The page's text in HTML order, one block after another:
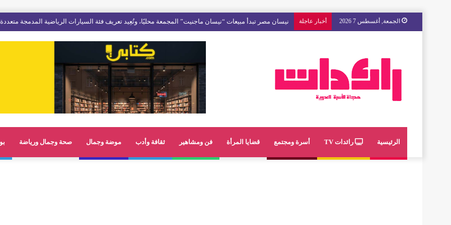
الجمعة, أغسطس 7 2026 أخبار عاجلة نيسان مصر تبدأ مبيعات “نيسان ماجنيت” المجمعة محليًا، وتُعِيد تعريف فئة السيارات الرياضية المدمجة
الرئيسية رائدات TV أسرة ومجتمع قضايا المرأة فن ومشاهير ثقافة وأدب موضة وجمال صحة وجمال ورياضة